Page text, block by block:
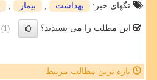
تگهای خبر:
بهداشت بیمار
این مطلب را می پسندید؟ (1)
تازه ترین مطالب مرتبط